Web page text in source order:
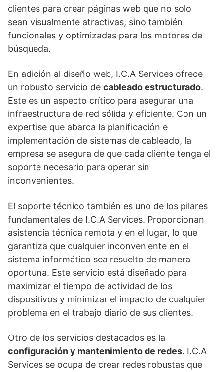
clientes para crear páginas web que no solo
sean visualmente atractivas, sino también
funcionales y optimizadas para los motores de
búsqueda.
En adición al diseño web, I.C.A Services ofrece
un robusto servicio de cableado estructurado.
Este es un aspecto crítico para asegurar una
infraestructura de red sólida y eficiente. Con un
expertise que abarca la planificación e
implementación de sistemas de cableado, la
empresa se asegura de que cada cliente tenga el
soporte necesario para operar sin
inconvenientes.
El soporte técnico también es uno de los pilares
fundamentales de I.C.A Services. Proporcionan
asistencia técnica remota y en el lugar, lo que
garantiza que cualquier inconveniente en el
sistema informático sea resuelto de manera
oportuna. Este servicio está diseñado para
maximizar el tiempo de actividad de los
dispositivos y minimizar el impacto de cualquier
problema en el trabajo diario de sus clientes.
Otro de los servicios destacados es la
configuración y mantenimiento de redes. I.C.A
Services se ocupa de crear redes robustas que